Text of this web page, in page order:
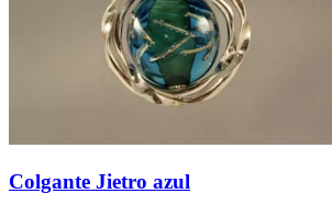
Colgante Jietro azul